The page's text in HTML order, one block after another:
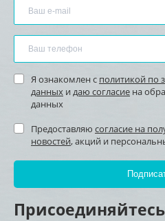
Я ознакомлен с политикой по
данных и даю согласие на
данных
Предоставляю согласие на
новостей, акций и